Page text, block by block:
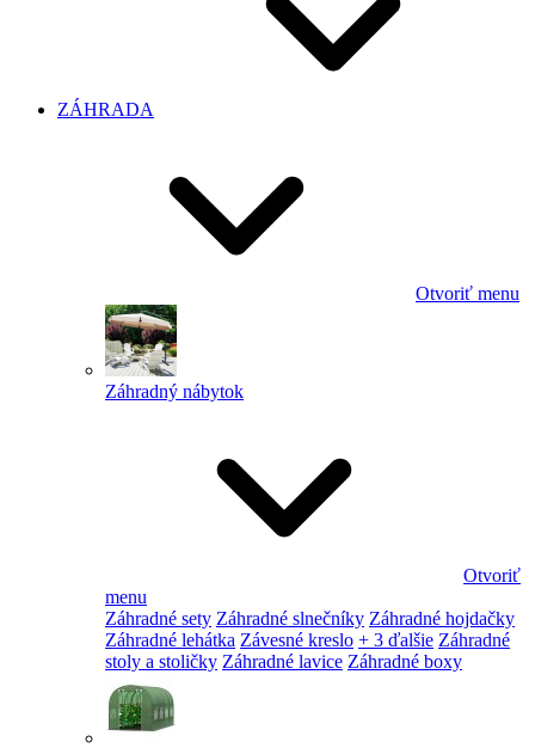
ZÁHRADA
Otvoriť menu
Záhradný nábytok
Otvoriť
menu
Záhradné sety Záhradné slnečníky Záhradné hojdačky
Záhradné lehátka Závesné kreslo + 3 ďalšie Záhradné
stoly a stoličky Záhradné lavice Záhradné boxy